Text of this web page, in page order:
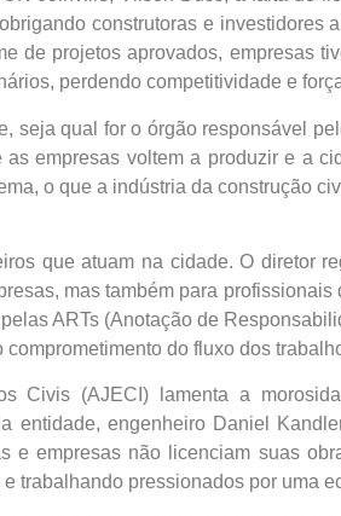
construtoras e investidores
de projetos aprovados, empresas
perdendo competitividade e
seja qual for o órgão responsável
empresas voltem a produzir e a
o que a indústria da construção
que atuam na cidade. O diretor
mas também para
ARTs (Anotação de
do fluxo dos
Civis (AJECI) lamenta a
entidade, engenheiro Daniel
e empresas não licenciam suas
trabalhando pressionados por uma